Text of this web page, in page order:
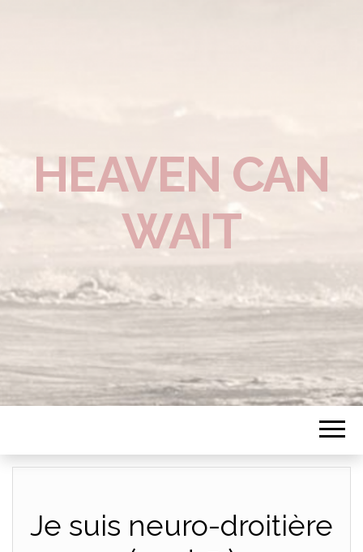
HEAVEN CAN
WAIT
Je suis neuro-droitière